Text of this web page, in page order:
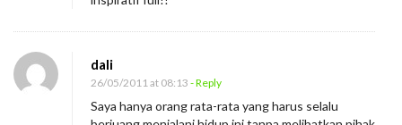
dali
26/05/2011 at 08:13 - Reply
Saya hanya orang rata-rata yang harus selalu